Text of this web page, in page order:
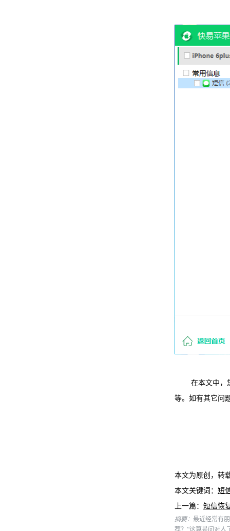
在本文中，您
等。如有其它问
本文为原创，转
本文关键词： 短
上一篇： 短信恢
摘要： 最近经常有
荐？”这算是问对人